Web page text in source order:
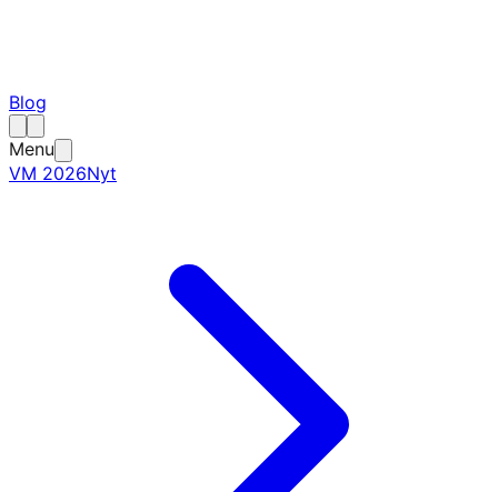
Blog
Menu
VM 2026Nyt